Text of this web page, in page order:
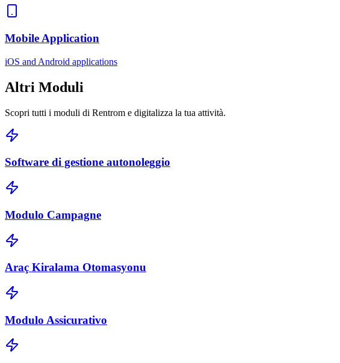
Mobile Application
iOS and Android applications
Altri Moduli
Scopri tutti i moduli di Rentrom e digitalizza la tua attività.
Software di gestione autonoleggio
Modulo Campagne
Araç Kiralama Otomasyonu
Modulo Assicurativo